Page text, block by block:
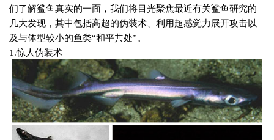
们了解鲨鱼真实的一面，我们将目光聚焦最近有关鲨鱼研究的
几大发现，其中包括高超的伪装术、利用超感觉力展开攻击以
及与体型较小的鱼类“和平共处”。
1.惊人伪装术